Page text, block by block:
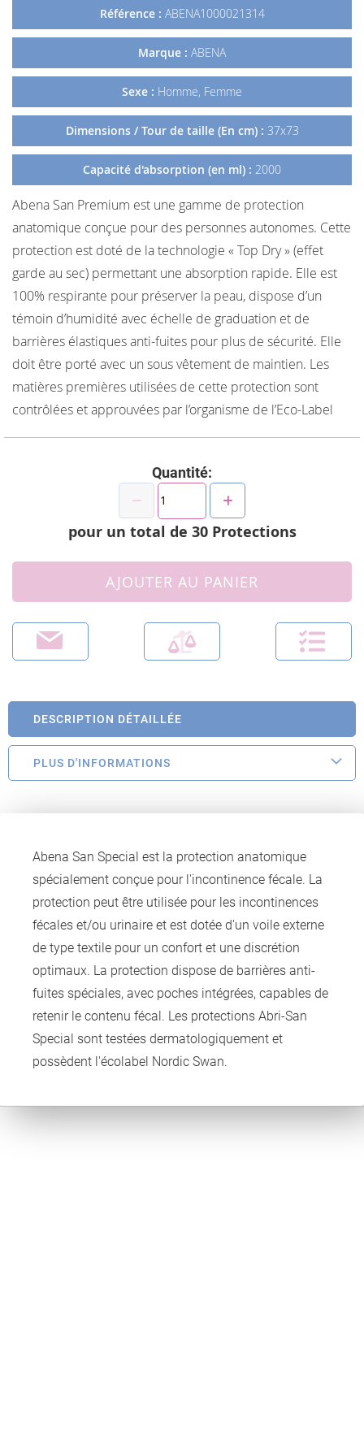
Référence : ABENA1000021314
Marque : ABENA
Sexe : Homme, Femme
Dimensions / Tour de taille (En cm) : 37x73
Capacité d'absorption (en ml) : 2000
Abena San Premium est une gamme de protection
anatomique conçue pour des personnes autonomes. Cette
protection est doté de la technologie « Top Dry » (effet
garde au sec) permettant une absorption rapide. Elle est
100% respirante pour préserver la peau, dispose d’un
témoin d’humidité avec échelle de graduation et de
barrières élastiques anti-fuites pour plus de sécurité. Elle
doit être porté avec un sous vêtement de maintien. Les
matières premières utilisées de cette protection sont
contrôlées et approuvées par l’organisme de l’Eco-Label
Quantité:
pour un total de 30Protections
AJOUTER AU PANIER
DESCRIPTION DÉTAILLÉE
PLUS D'INFORMATIONS
Abena San Special est la protection anatomique
spécialement conçue pour l'incontinence fécale. La
protection peut être utilisée pour les incontinences
fécales et/ou urinaire et est dotée d'un voile externe
de type textile pour un confort et une discrétion
optimaux. La protection dispose de barrières anti-
fuites spéciales, avec poches intégrées, capables de
retenir le contenu fécal. Les protections Abri-San
Special sont testées dermatologiquement et
possèdent l'écolabel Nordic Swan.